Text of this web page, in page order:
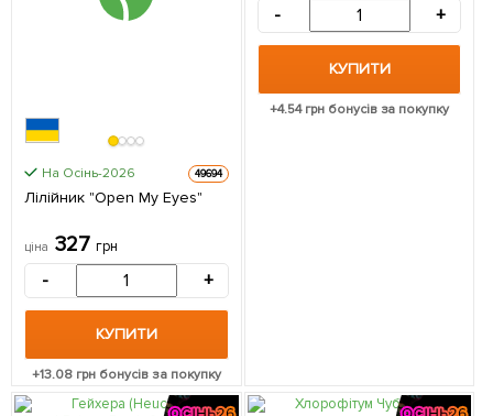
На Осінь-2026 49694
Лілійник "Open My Eyes"
ціна 327 грн
- +
КУПИТИ
+13.08грн бонусів за покупку
- +
КУПИТИ
+4.54грн бонусів за покупку